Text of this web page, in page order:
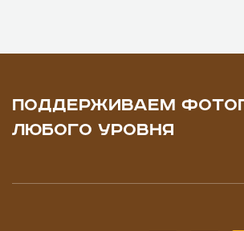
ПОДДЕРЖИВАЕМ
ЛЮБОГО УРОВНЯ